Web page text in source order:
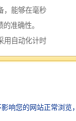
，能够在毫秒
准确性。
用自动化计时
到矩阵时自动
时模式，比
析选手的表